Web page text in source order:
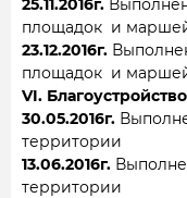
25.11.2016г.
площадок и
23.12.2016г.
площадок и
VI. Благоустройство
30.05.2016г.
территории
13.06.2016г.
территории